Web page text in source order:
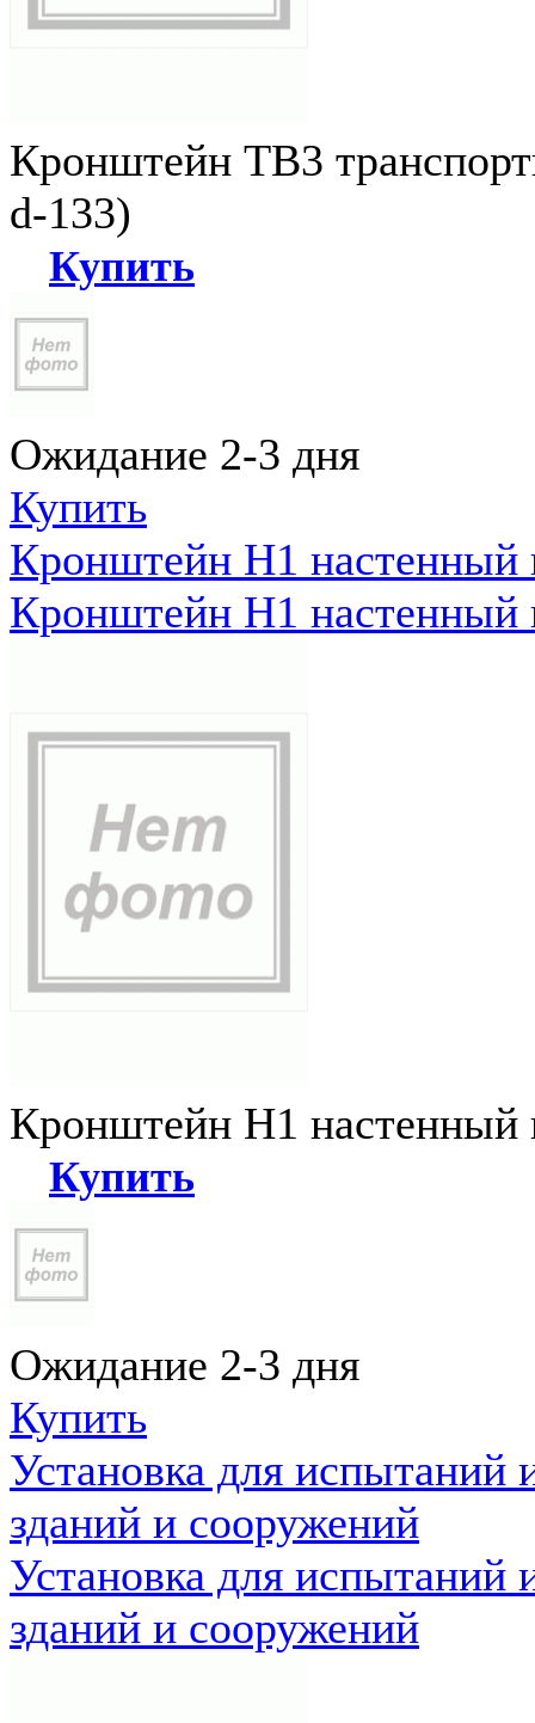
Кронштейн ТВ3
d-133)
Купить
Ожидание 2-3 дня
Купить
Кронштейн Н1
Кронштейн Н1
Кронштейн Н1
Купить
Ожидание 2-3 дня
Купить
Установка для испытаний
зданий и сооружений
Установка для испытаний
зданий и сооружений